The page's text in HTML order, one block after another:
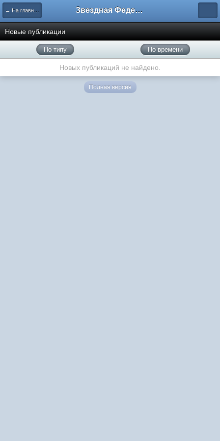
← На главную Звездная Федерация
Новые публикации
По типу По времени
Новых публикаций не найдено.
Полная версия